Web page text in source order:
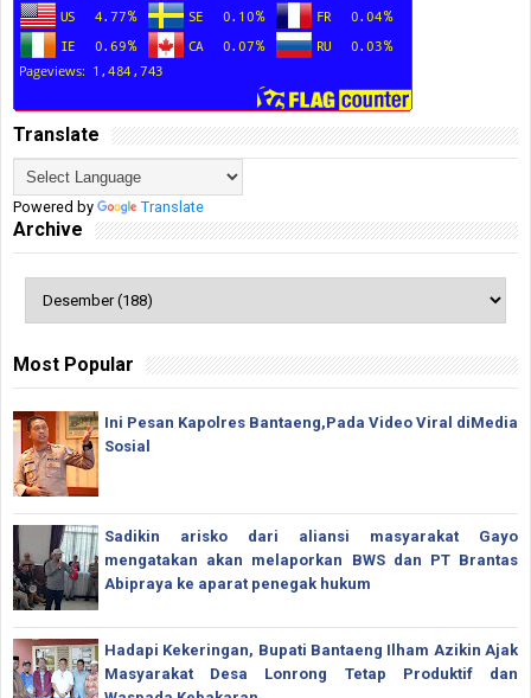
Translate
Powered by Translate
Archive
Most Popular
Ini Pesan Kapolres Bantaeng,Pada Video Viral diMedia
Sosial
Sadikin arisko dari aliansi masyarakat Gayo
mengatakan akan melaporkan BWS dan PT Brantas
Abipraya ke aparat penegak hukum
Hadapi Kekeringan, Bupati Bantaeng Ilham Azikin Ajak
Masyarakat Desa Lonrong Tetap Produktif dan